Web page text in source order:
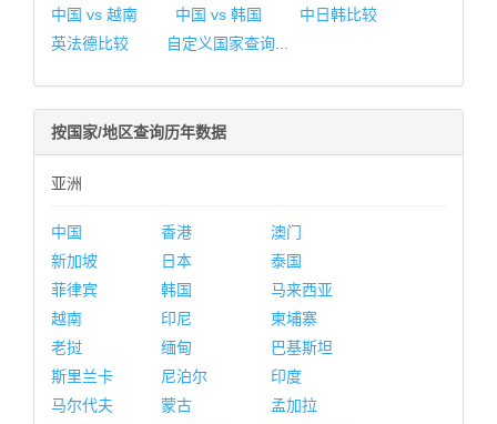
中国 vs 越南 中国 vs 韩国
中日韩比较
英法德比较
自定义国家查询...
按国家/地区查询历年数据
亚洲
中国 香港
澳门
新加坡
日本
泰国
菲律宾
韩国
马来西亚
越南
印尼
柬埔寨
老挝
缅甸
巴基斯坦
斯里兰卡
尼泊尔
印度
马尔代夫
蒙古
孟加拉